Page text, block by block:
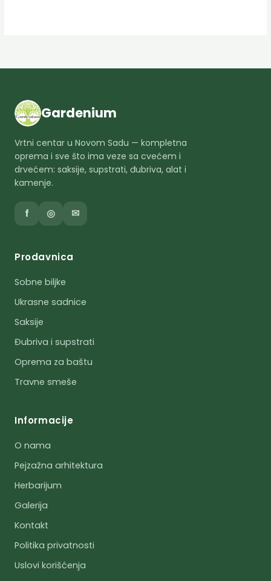
Gardenium
Vrtni centar u Novom Sadu — kompletna
oprema i sve što ima veze sa cvećem i
drvećem: saksije, supstrati, đubriva, alat i
kamenje.
f ◎ ✉
Prodavnica
Sobne biljke
Ukrasne sadnice
Saksije
Đubriva i supstrati
Oprema za baštu
Travne smeše
Informacije
O nama
Pejzažna arhitektura
Herbarijum
Galerija
Kontakt
Politika privatnosti
Uslovi korišćenja